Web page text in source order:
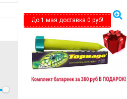
До 1 мая доставка 0 руб!